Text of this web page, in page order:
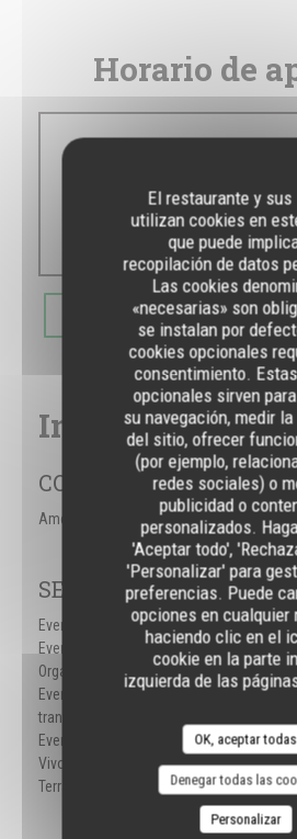
El restaurante y
utilizan cookies en
que puede
recopilación de datos
Las cookies
«necesarias» son
se instalan por
cookies opcionales
consentimiento.
opcionales sirven
su navegación, medir
del sitio, ofrecer
(por ejemplo,
redes sociales) o
publicidad o
personalizados.
'Aceptar todo',
'Personalizar' para
preferencias. Puede
opciones en cualquier
haciendo clic en el
cookie en la parte
izquierda de las
OK, aceptar todas
Denegar todas las
Personalizar
Horario de
10:30 - 00:00
RESERVAR UNA
Información
COCINA
Americana
SERVICIOS
Eventos Corporativos,
Eventos Deportivos,
Organización de Eventos,
Eventos Deportivos
transmitidos en pantallas,
Eventos Deportivos en
Vivo, Climatización,
Terraza, WiFi